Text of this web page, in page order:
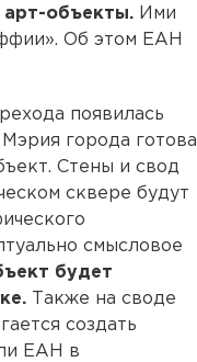
арт-объекты. Ими
Об этом ЕАН
появилась
города готова
Стены и свод
сквере будут
смысловое
будет
Также на своде
создать
ЕАН в